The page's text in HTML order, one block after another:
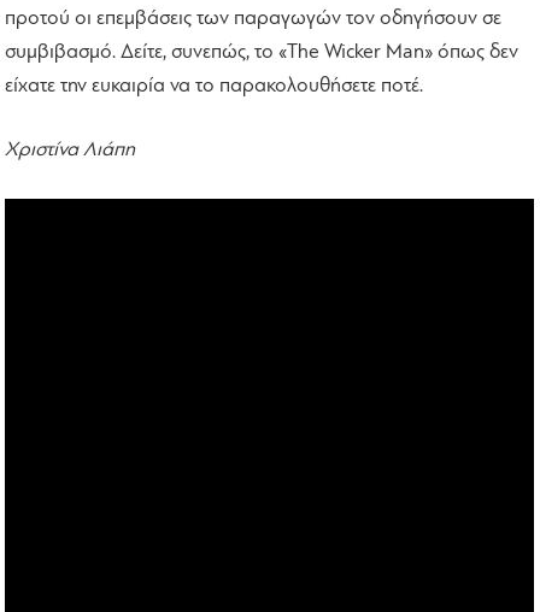
προτού οι επεμβάσεις των παραγωγών τον οδηγήσουν σε
συμβιβασμό. Δείτε, συνεπώς, το «The Wicker Man» όπως δεν
είχατε την ευκαιρία να το παρακολουθήσετε ποτέ.
Χριστίνα Λιάπη